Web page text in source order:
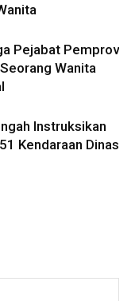
Pejabat Pemprov
Wanita
Instruksikan
Kendaraan Dinas